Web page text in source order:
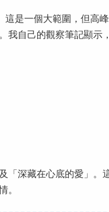
這是一個大範圍，但高
我自己的觀察筆記顯示
「深藏在心底的愛」。
。